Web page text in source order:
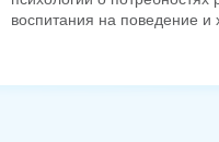
воспитания на поведение и